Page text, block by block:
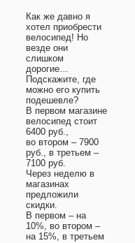
Как же давно я
хотел приобрести
велосипед! Но
везде они
слишком
дорогие…
Подскажите, где
можно его купить
подешевле?
В первом магазине
велосипед стоит
6400 руб.,
во втором – 7900
руб., в третьем –
7100 руб.
Через неделю в
магазинах
предложили
скидки.
В первом – на
10%, во втором –
на 15%, в третьем